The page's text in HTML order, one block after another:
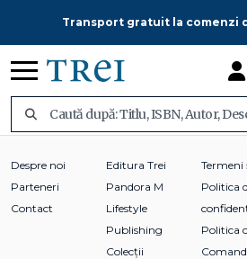
Transport gratuit la comenzi
Despre noi
Parteneri
Contact
Editura Trei
Pandora M
Lifestyle
Publishing
Colecții
Termeni
Politica
Politica